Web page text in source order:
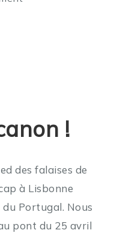
!
des falaises de
à Lisbonne
Portugal. Nous
pont du 25 avril